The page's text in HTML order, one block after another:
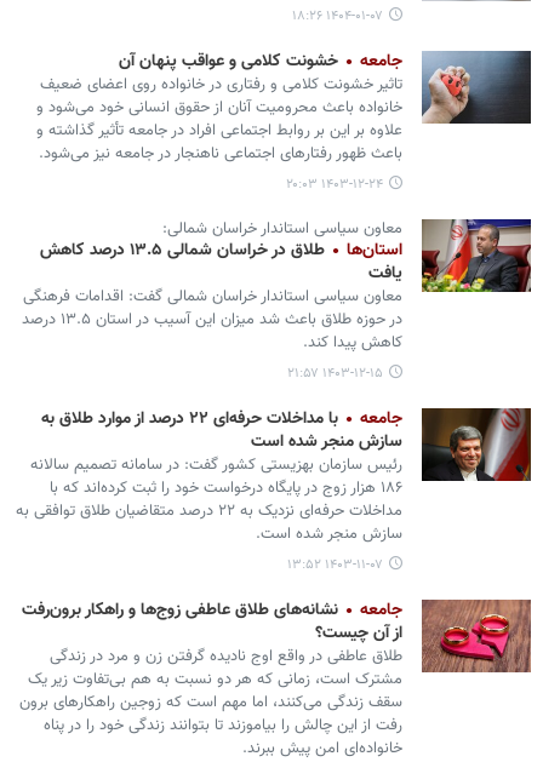
۱۴۰۴-۰۱-۰۷ ۱۸:۲۶
جامعه خشونت کلامی و عواقب پنهان آن
تاثیر خشونت کلامی و رفتاری در خانواده روی اعضای ضعیف
خانواده باعث محرومیت آنان از حقوق انسانی خود می‌شود و
علاوه بر این بر روابط اجتماعی افراد در جامعه تأثیر گذاشته و
باعث ظهور رفتارهای اجتماعی ناهنجار در جامعه نیز می‌شود.
۱۴۰۳-۱۲-۲۴ ۲۰:۰۳
معاون سیاسی استاندار خراسان شمالی:
استان‌ها
طلاق در خراسان شمالی ۱۳.۵ درصد کاهش
یافت
معاون سیاسی استاندار خراسان شمالی گفت: اقدامات فرهنگی
در حوزه طلاق باعث شد میزان این آسیب در استان ۱۳.۵ درصد
کاهش پیدا کند.
۱۴۰۳-۱۲-۱۵ ۲۱:۵۷
جامعه
با مداخلات حرفه‌ای ۲۲ درصد از موارد طلاق به
سازش منجر شده است
رئیس سازمان بهزیستی کشور گفت: در سامانه تصمیم سالانه
۱۸۶ هزار زوج در پایگاه درخواست خود را ثبت کرده‌اند که با
مداخلات حرفه‌ای نزدیک به ۲۲ درصد متقاضیان طلاق توافقی به
سازش منجر شده است.
۱۴۰۳-۱۱-۰۷ ۱۳:۵۲
جامعه
نشانه‌های طلاق عاطفی زوج‌ها و راهکار برون‌رفت
از آن چیست؟
طلاق عاطفی در واقع اوج نادیده گرفتن زن و مرد در زندگی
مشترک است، زمانی که هر دو نسبت به هم بی‌تفاوت زیر یک
سقف زندگی می‌کنند، اما مهم است که زوجین راهکارهای برون
رفت از این چالش را بیاموزند تا بتوانند زندگی خود را در پناه
خانواده‌ای امن پیش ببرند.